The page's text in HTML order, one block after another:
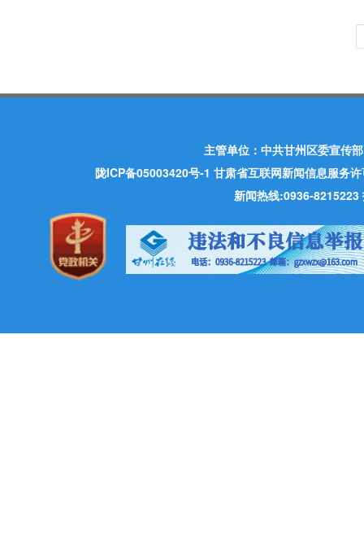
主管单位：中共甘州区委宣传
陇ICP备05003420号-1 甘肃省互联网新闻信息服务
新闻热线:0936-8215223